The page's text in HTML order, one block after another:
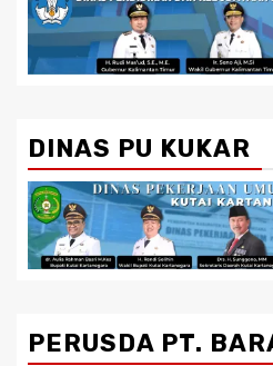
DINAS PU KUKAR
PERUSDA PT.